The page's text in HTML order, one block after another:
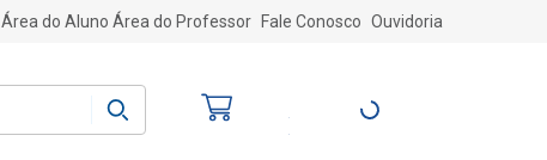
Área do Aluno Área do Professor Fale Conosco Ouvidoria
Entre ou Cadastre-